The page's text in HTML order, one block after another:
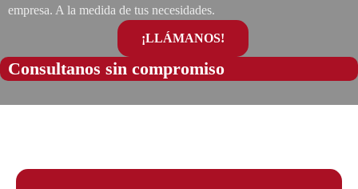
¡LLÁMANOS!
empresa. A la medida de tus necesidades.
Consultanos sin compromiso